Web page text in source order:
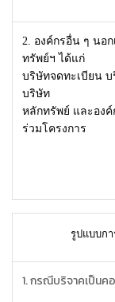
2. องค์กรอื่น ๆ นอ
ทรัพย์ฯ ได้แก่
บริษัทจดทะเบียน
บริษัท
หลักทรัพย์ และอง
ร่วมโครงการ
รูปแบบก
1. กรณีบริจาคเป็นค